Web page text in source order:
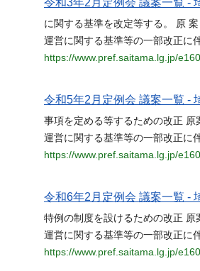
令和3年2月定例会 議案一覧 -
に関する基準を改定等する。 原
運営に関する基準等の一部改正に
https://www.pref.saitama.lg.jp/
令和5年2月定例会 議案一覧 -
事項を定める等するための改正
運営に関する基準等の一部改正に
https://www.pref.saitama.lg.jp/
令和6年2月定例会 議案一覧 -
特例の制度を設けるための改正
運営に関する基準等の一部改正に
https://www.pref.saitama.lg.jp/